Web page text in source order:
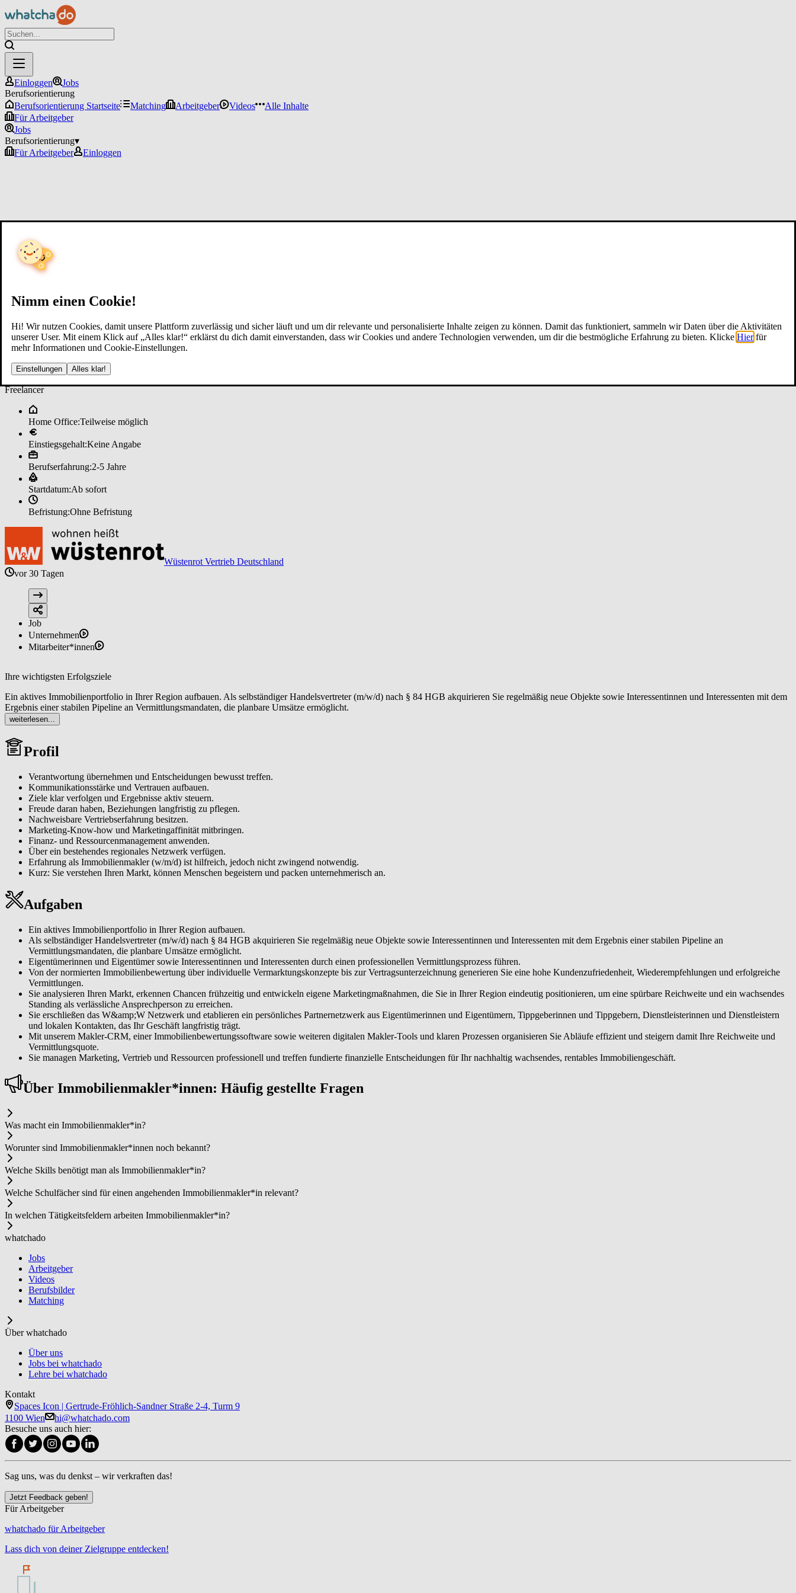
Nimm einen Cookie!
Hi! Wir nutzen Cookies, damit unsere Plattform zuverlässig und sicher läuft und um dir relevante und personalisierte Inhalte zeigen zu können. Damit das funktioniert, sammeln wir Daten über die Aktivitäten
unserer User. Mit einem Klick auf „Alles klar!“ erklärst du dich damit einverstanden, dass wir Cookies und andere Technologien verwenden, um dir die bestmögliche Erfahrung zu bieten. Klicke Hier für
mehr Informationen und Cookie-Einstellungen.
Einstellungen Alles klar!
Einloggen
Jobs
Berufsorientierung
Berufsorientierung Startseite
Matching Arbeitgeber Videos
Alle Inhalte
Für Arbeitgeber
Jobs
Berufsorientierung▾
Für Arbeitgeber
Einloggen
Im­mo­bi­li­en­mak­ler (m/w/d) im ­Team­ver­bun­d bei un­de­fi­ned
Freelancer
Home Office:Teilweise möglich
Einstiegsgehalt:Keine Angabe
Berufserfahrung:2-5 Jahre
Startdatum:Ab sofort
Befristung:Ohne Befristung
Wüstenrot Vertrieb Deutschland
vor 30 Tagen
Job
Unternehmen
Mitarbeiter*innen
Ihre wichtigsten Erfolgsziele
Ein aktives Immobilienportfolio in Ihrer Region aufbauen. Als selbständiger Handelsvertreter (m/w/d) nach § 84 HGB akquirieren Sie regelmäßig neue Objekte sowie Interessentinnen und Interessenten mit dem
Ergebnis einer stabilen Pipeline an Vermittlungsmandaten, die planbare Umsätze ermöglicht.
Eigentümerinnen und Eigentümer sowie Interessentinnen und Interessenten durch einen professionellen Vermittlungsprozess führen. Von der normierten Immobilienbewertung über individuelle
Vermarktungskonzepte bis zur Vertragsunterzeichnung generieren Sie eine hohe Kundenzufriedenheit, Wiederempfehlungen und erfolgreiche Vermittlungen.
Als lokaler Immobilienexperte (m/w/d) sichtbar werden. Sie analysieren Ihren Markt, erkennen Chancen frühzeitig und entwickeln eigene Marketingmaßnahmen, die Sie in Ihrer Region eindeutig positionieren,
Ein tragfähiges Netzwerk aufbauen und pflegen. Sie erschließen das W&W Netzwerk und etablieren ein persönliches Partnernetzwerk aus Eigentümerinnen und Eigentümern, Tippgeberinnen und Tippgebern,
Dienstleisterinnen und Dienstleistern und lokalen Kontakten, das Ihr Geschäft langfristig trägt.
Moderne Tools & CRM effizient einsetzen. Mit unserem Makler-CRM, einer Immobilienbewertungssoftware sowie weiteren digitalen Makler-Tools und klaren Prozessen organisieren Sie Abläufe effizient und
steigern damit Ihre Reichweite und Vermittlungsquote.
Ihr Geschäft unternehmerisch steuern. Sie managen Marketing, Vertrieb und Ressourcen professionell und treffen fundierte finanzielle Entscheidungen für Ihr nachhaltig wachsendes, rentables
Immobiliengeschäft.
weiterlesen...
Profil
Verantwortung übernehmen und Entscheidungen bewusst treffen.
Kommunikationsstärke und Vertrauen aufbauen.
Ziele klar verfolgen und Ergebnisse aktiv steuern.
Freude daran haben, Beziehungen langfristig zu pflegen.
Nachweisbare Vertriebserfahrung besitzen.
Marketing-Know-how und Marketingaffinität mitbringen.
Finanz- und Ressourcenmanagement anwenden.
Über ein bestehendes regionales Netzwerk verfügen.
Erfahrung als Immobilienmakler (w/m/d) ist hilfreich, jedoch nicht zwingend notwendig.
Kurz: Sie verstehen Ihren Markt, können Menschen begeistern und packen unternehmerisch an.
Aufgaben
Ein aktives Immobilienportfolio in Ihrer Region aufbauen.
Als selbständiger Handelsvertreter (m/w/d) nach § 84 HGB akquirieren Sie regelmäßig neue Objekte sowie Interessentinnen und Interessenten mit dem Ergebnis einer stabilen Pipeline an
Vermittlungsmandaten, die planbare Umsätze ermöglicht.
Eigentümerinnen und Eigentümer sowie Interessentinnen und Interessenten durch einen professionellen Vermittlungsprozess führen.
Von der normierten Immobilienbewertung über individuelle Vermarktungskonzepte bis zur Vertragsunterzeichnung generieren Sie eine hohe Kundenzufriedenheit, Wiederempfehlungen und erfolgreiche
Vermittlungen.
Sie analysieren Ihren Markt, erkennen Chancen frühzeitig und entwickeln eigene Marketingmaßnahmen, die Sie in Ihrer Region eindeutig positionieren, um eine spürbare Reichweite und ein wachsendes
Standing als verlässliche Ansprechperson zu erreichen.
Sie erschließen das W&amp;W Netzwerk und etablieren ein persönliches Partnernetzwerk aus Eigentümerinnen und Eigentümern, Tippgeberinnen und Tippgebern, Dienstleisterinnen und Dienstleistern
und lokalen Kontakten, das Ihr Geschäft langfristig trägt.
Mit unserem Makler-CRM, einer Immobilienbewertungssoftware sowie weiteren digitalen Makler-Tools und klaren Prozessen organisieren Sie Abläufe effizient und steigern damit Ihre Reichweite und
Vermittlungsquote.
Sie managen Marketing, Vertrieb und Ressourcen professionell und treffen fundierte finanzielle Entscheidungen für Ihr nachhaltig wachsendes, rentables Immobiliengeschäft.
Über Im­mo­bi­li­en­mak­ler*in­nen: Häufig gestellte Fragen
Was macht ein Im­mo­bi­li­en­mak­ler*in?
Worunter sind Im­mo­bi­li­en­mak­ler*in­nen noch bekannt?
Welche Skills benötigt man als Im­mo­bi­li­en­mak­ler*in?
Welche Schulfächer sind für einen angehenden Im­mo­bi­li­en­mak­ler*in relevant?
In welchen Tätigkeitsfeldern arbeiten Im­mo­bi­li­en­mak­ler*in?
whatchado
Jobs
Arbeitgeber
Videos
Berufsbilder
Matching
Über whatchado
Über uns
Jobs bei whatchado
Lehre bei whatchado
Kontakt
Spaces Icon | Gertrude-Fröhlich-Sandner Straße 2-4, Turm 9
1100 Wien
hi@whatchado.com
Besuche uns auch hier:
Sag uns, was du denkst – wir verkraften das!
Jetzt Feedback geben!
Für Arbeitgeber
whatchado für Arbeitgeber
Lass dich von deiner Zielgruppe entdecken!